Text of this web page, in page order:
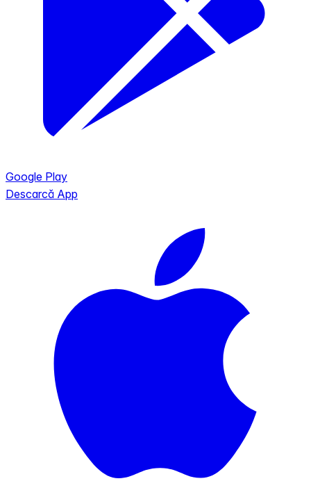
Google Play
Descarcă App